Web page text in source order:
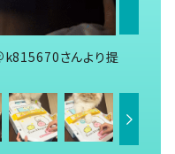
k815670さんより提